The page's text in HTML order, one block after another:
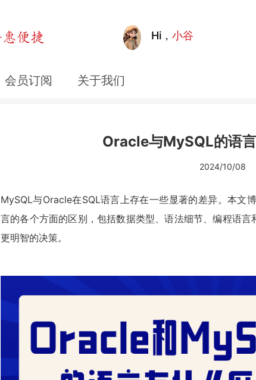
Hi， 小谷
会员订阅 关于我们
Oracle与MySQL的语
2024/10/08
MySQL与Oracle在SQL语言上存在一些显著的差异。本文
言的各个方面的区别，包括数据类型、语法细节、编程语
更明智的决策。